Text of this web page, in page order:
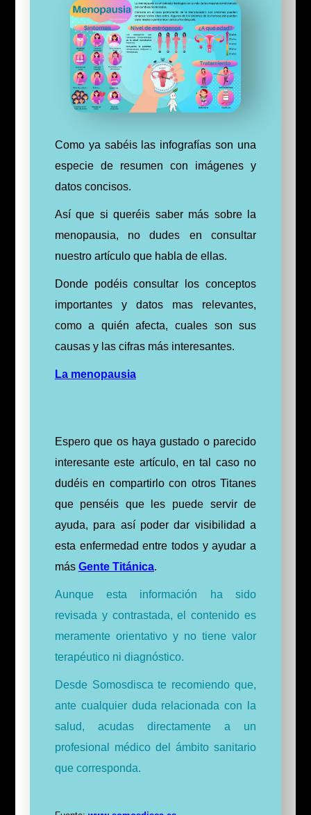
Como ya sabéis las infografías son una
especie de resumen con imágenes y
datos concisos.
Así que si queréis saber más sobre la
menopausia, no dudes en consultar
nuestro artículo que habla de ellas.
Donde podéis consultar los conceptos
importantes y datos mas relevantes,
como a quién afecta, cuales son sus
causas y las cifras más interesantes.
La menopausia
Espero que os haya gustado o parecido
interesante este artículo, en tal caso no
dudéis en compartirlo con otros Titanes
que penséis que les puede servir de
ayuda, para así poder dar visibilidad a
esta enfermedad entre todos y ayudar a
más Gente Titánica.
Aunque esta información ha sido
revisada y contrastada, el contenido es
meramente orientativo y no tiene valor
terapéutico ni diagnóstico.
Desde Somosdisca te recomiendo que,
ante cualquier duda relacionada con la
salud, acudas directamente a un
profesional médico del ámbito sanitario
que corresponda.